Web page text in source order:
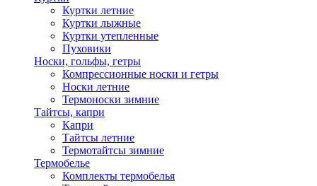
Куртки летние
Куртки лыжные
Куртки утепленные
Пуховики
Носки, гольфы, гетры
Компрессионные носки и гетры
Носки летние
Термоноски зимние
Тайтсы, капри
Капри
Тайтсы летние
Термотайтсы зимние
Термобелье
Комплекты термобелья